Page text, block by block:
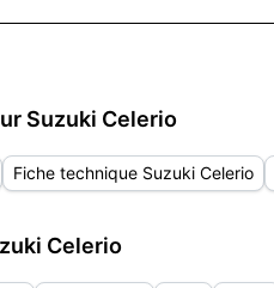
Suzuki Celerio
Fiche technique Suzuki Celerio
Celerio